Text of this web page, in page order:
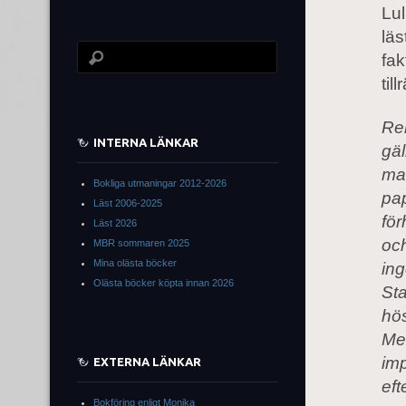
INTERNA LÄNKAR
Bokliga utmaningar 2012-2026
Läst 2006-2025
Läst 2026
MBR sommaren 2025
Mina olästa böcker
Olästa böcker köpta innan 2026
EXTERNA LÄNKAR
Bokföring enligt Monika